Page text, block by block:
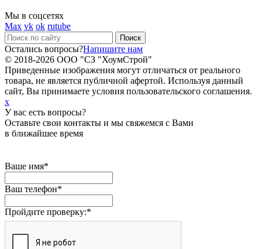
Мы в соцсетях
Max vk ok rutube
Остались вопросы?Напишите нам
© 2018-2026 ООО "СЗ "ХоумСтрой"
Приведенные изображения могут отличаться от реального
товара, не является публичной афертой. Используя данный
сайт, Вы принимаете условия пользовательского соглашения.
x
У вас есть вопросы?
Оставьте свои контакты и мы свяжемся с Вами
в ближайшее время
Ваше имя*
Ваш телефон*
Пройдите проверку:*